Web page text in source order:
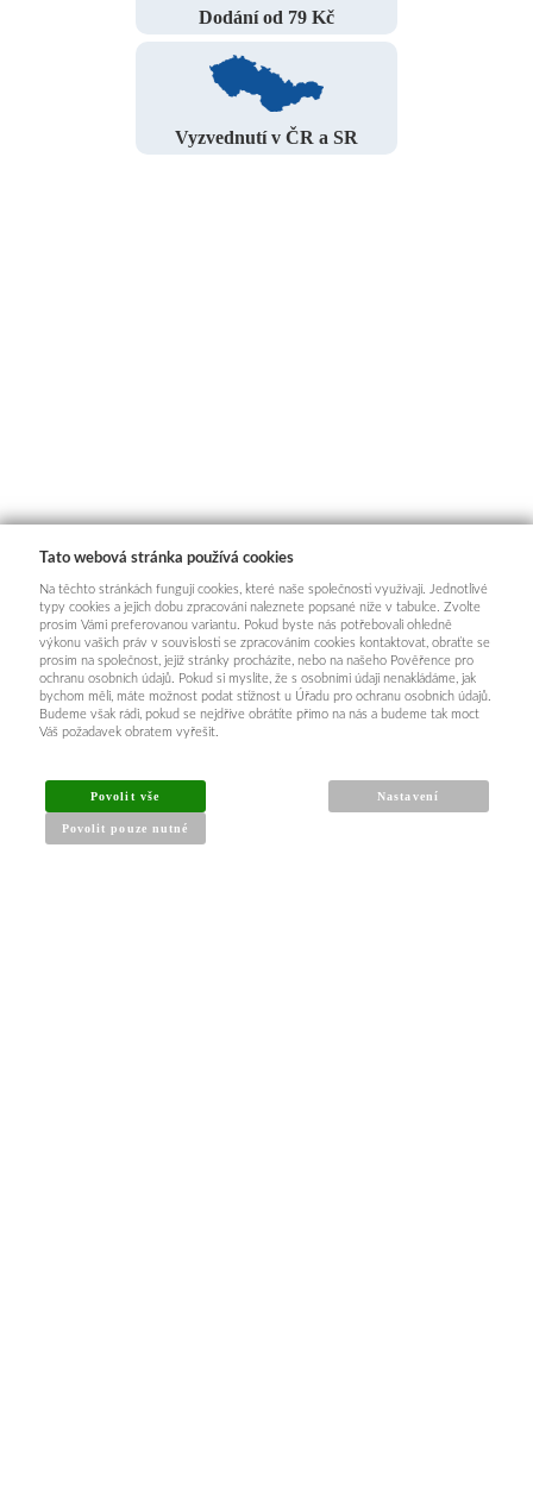
Dodání od 79 Kč
Vyzvednutí v ČR a SR
Tato webová stránka používá cookies
Na těchto stránkách fungují cookies, které naše společnosti využívají. Jednotlivé
typy cookies a jejich dobu zpracování naleznete popsané níže v tabulce. Zvolte
prosím Vámi preferovanou variantu. Pokud byste nás potřebovali ohledně
výkonu vašich práv v souvislosti se zpracováním cookies kontaktovat, obraťte se
prosím na společnost, jejíž stránky procházíte, nebo na našeho Pověřence pro
ochranu osobních údajů. Pokud si myslíte, že s osobními údaji nenakládáme, jak
bychom měli, máte možnost podat stížnost u Úřadu pro ochranu osobních údajů.
Budeme však rádi, pokud se nejdříve obrátíte přímo na nás a budeme tak moct
Váš požadavek obratem vyřešit.
Povolit vše
Povolit pouze nutné
Nastavení